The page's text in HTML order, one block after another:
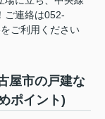
ご連絡は052-
ご利用ください
屋市の戸建な
ポイント)